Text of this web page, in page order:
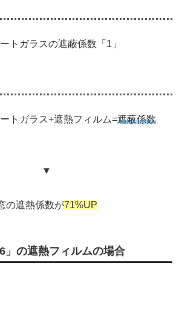
トガラスの遮蔽係数「1」
トガラス+遮熱フィルム=遮蔽係数
▼
の遮熱係数が71%UP
」の遮熱フィルムの場合